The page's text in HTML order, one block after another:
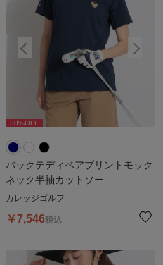
30%OFF
バックテディベアプリントモック
ネック半袖カットソー
カレッジゴルフ
￥7,546税込
30%OFF